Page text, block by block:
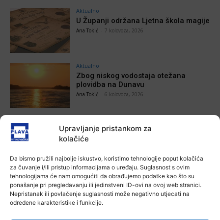
Upravljanje pristankom za
kolačiće
Da bismo pružili najbolje iskustvo, koristimo tehnologije poput kolačića
za čuvanje i/ili pristup informacijama o uređaju. Suglasnost s ovim
tehnologijama će nam omogućiti da obrađujemo podatke kao što su
ponašanje pri pregledavanju ili jedinstveni ID-ovi na ovoj web stranici.
Nepristanak ili povlačenje suglasnosti može negativno utjecati na
određene karakteristike i funkcije.
Aktualno
U Županji održana Ljetna škola magije
Ana Tokić 7 kolovoza, 2026
Aktualno
Zbog niskog vodostaja otežana
plovidba na Dunavu
Ana Tokić 6 kolovoza, 2026
Aktualno
Autoklub Vinkovci u rujnu će obilježiti
stotu godišnjicu djelovanja
7 kolovoza, 2026